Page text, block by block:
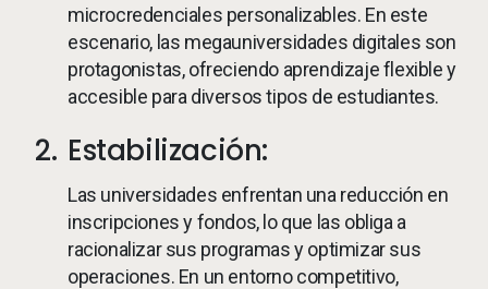
microcredenciales personalizables. En este
escenario, las megauniversidades digitales son
protagonistas, ofreciendo aprendizaje flexible y
accesible para diversos tipos de estudiantes.
Estabilización:
Las universidades enfrentan una reducción en
inscripciones y fondos, lo que las obliga a
racionalizar sus programas y optimizar sus
operaciones. En un entorno competitivo,